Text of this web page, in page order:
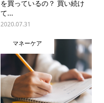
を買っているの？ 買い続け
て...
2020.07.31
マネーケア